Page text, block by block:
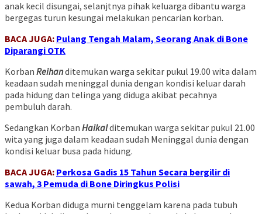
anak kecil disungai, selanjtnya pihak keluarga dibantu warga
bergegas turun kesungai melakukan pencarian korban.
BACA JUGA: Pulang Tengah Malam, Seorang Anak di Bone
Diparangi OTK
Korban Reihanditemukan warga sekitar pukul 19.00 wita dalam
keadaan sudah meninggal dunia dengan kondisi keluar darah
pada hidung dan telinga yang diduga akibat pecahnya
pembuluh darah.
Sedangkan Korban Haikalditemukan warga sekitar pukul 21.00
wita yang juga dalam keadaan sudah Meninggal dunia dengan
kondisi keluar busa pada hidung.
BACA JUGA: Perkosa Gadis 15 Tahun Secara bergilir di
sawah, 3 Pemuda di Bone Diringkus Polisi
Kedua Korban diduga murni tenggelam karena pada tubuh